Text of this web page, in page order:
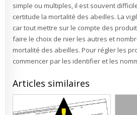
simple ou multiples, il est souvent
certitude la mortalité des abeilles. La
car tout mettre sur le compte des
faire le choix de nier les autres et
mortalité des abeilles. Pour régler les
commencer par les identifier et les
Articles similaires